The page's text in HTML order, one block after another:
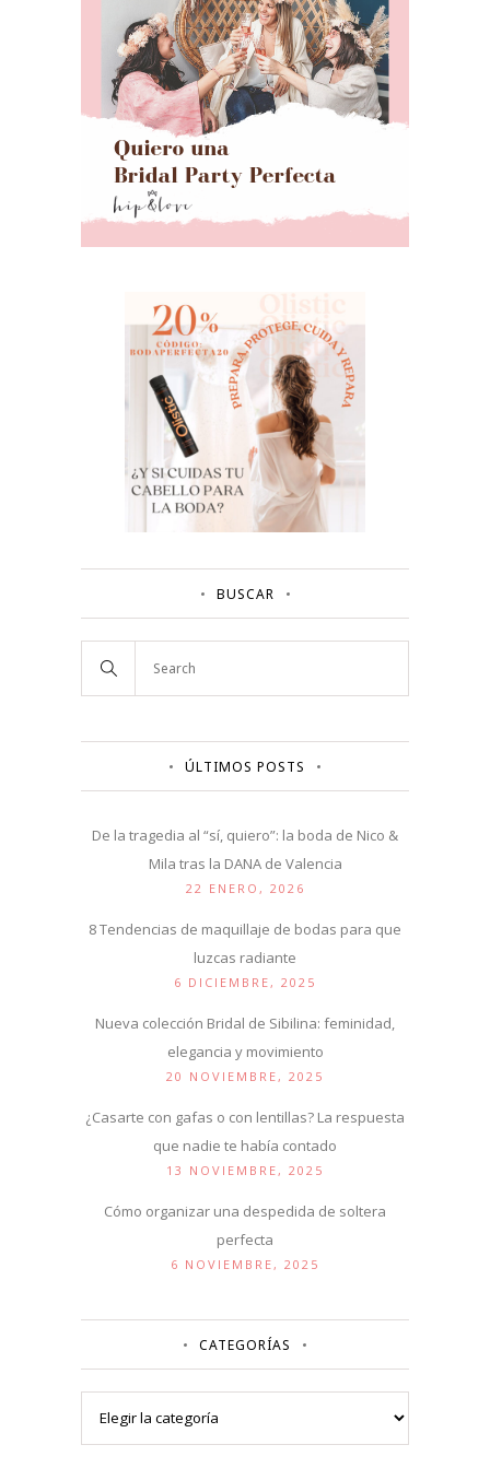
BUSCAR
ÚLTIMOS POSTS
De la tragedia al “sí, quiero”: la boda de Nico &
Mila tras la DANA de Valencia
22 ENERO, 2026
8 Tendencias de maquillaje de bodas para que
luzcas radiante
6 DICIEMBRE, 2025
Nueva colección Bridal de Sibilina: feminidad,
elegancia y movimiento
20 NOVIEMBRE, 2025
¿Casarte con gafas o con lentillas? La respuesta
que nadie te había contado
13 NOVIEMBRE, 2025
Cómo organizar una despedida de soltera
perfecta
6 NOVIEMBRE, 2025
CATEGORÍAS